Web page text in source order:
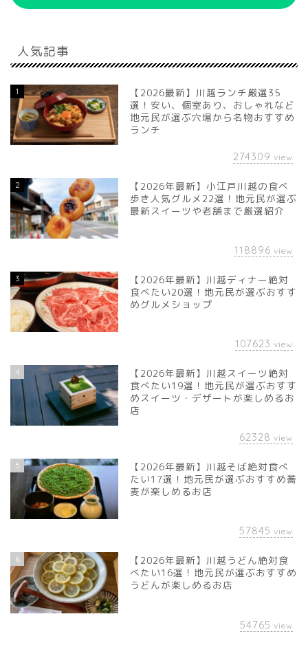
人気記事
1
【2026最新】川越ランチ厳選35
選！安い、個室あり、おしゃれなど
地元民が選ぶ穴場から名物おすすめ
ランチ
274309 view
2
【2026年最新】小江戸川越の食べ
歩き人気グルメ22選！地元民が選ぶ
最新スイーツや老舗まで厳選紹介
118896 view
3
【2026年最新】川越ディナー絶対
食べたい20選！地元民が選ぶおすす
めグルメショップ
107623 view
4
【2026年最新】川越スイーツ絶対
食べたい19選！地元民が選ぶおすす
めスイーツ・デザートが楽しめるお
店
62328 view
5
【2026年最新】川越そば絶対食べ
たい17選！地元民が選ぶおすすめ蕎
麦が楽しめるお店
57845 view
6
【2026年最新】川越うどん絶対食
べたい16選！地元民が選ぶおすすめ
うどんが楽しめるお店
54765 view